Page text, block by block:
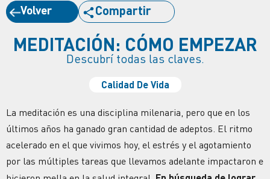
Volver Compartir
MEDITACIÓN: CÓMO EMPEZAR
Descubrí todas las claves.
Calidad De Vida
La meditación es una disciplina milenaria, pero que en los
últimos años ha ganado gran cantidad de adeptos. El ritmo
acelerado en el que vivimos hoy, el estrés y el agotamiento
por las múltiples tareas que llevamos adelante impactaron e